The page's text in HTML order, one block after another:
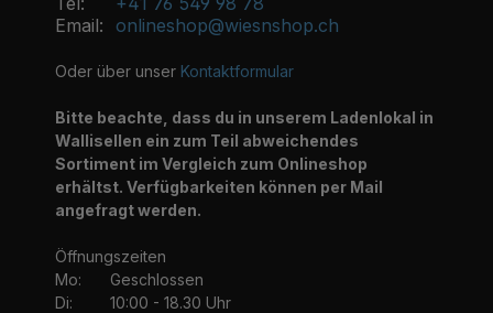
Email: onlineshop@wiesnshop.ch
Oder über unser Kontaktformular
Bitte beachte, dass du in unserem Ladenlokal in
Wallisellen ein zum Teil abweichendes
Sortiment im Vergleich zum Onlineshop
erhältst. Verfügbarkeiten können per Mail
angefragt werden.
Öffnungszeiten
Mo:
Geschlossen
Di:
10:00 - 18.30 Uhr